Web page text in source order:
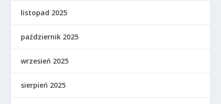
listopad 2025
październik 2025
wrzesień 2025
sierpień 2025